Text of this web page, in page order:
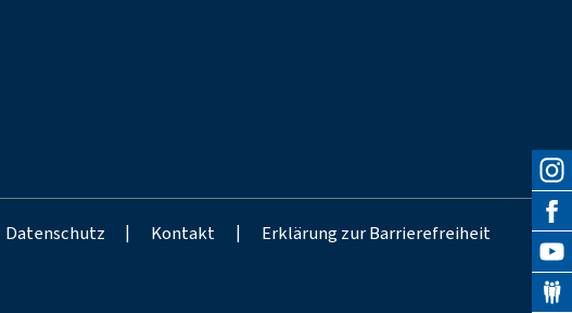
Datenschutz | Kontakt | Erklärung zur Barrierefreiheit